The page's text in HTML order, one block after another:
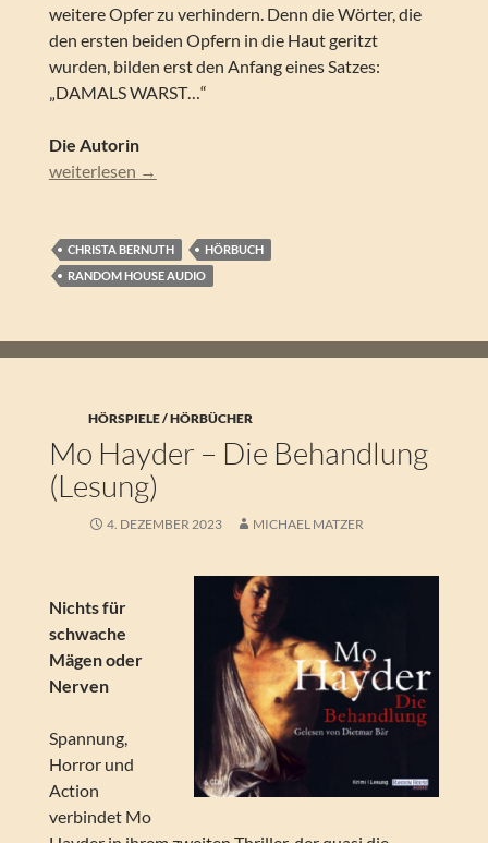
weitere Opfer zu verhindern. Denn die Wörter, die
den ersten beiden Opfern in die Haut geritzt
wurden, bilden erst den Anfang eines Satzes:
„DAMALS WARST…“
Die Autorin
Christa von Bernuth – Damals warst du still (Lesung)
weiterlesen →
CHRISTA BERNUTH
HÖRBUCH
RANDOM HOUSE AUDIO
HÖRSPIELE / HÖRBÜCHER
Mo Hayder – Die Behandlung
(Lesung)
4. DEZEMBER 2023 MICHAEL MATZER
Nichts für
schwache
Mägen oder
Nerven
Spannung,
Horror und
Action
verbindet Mo